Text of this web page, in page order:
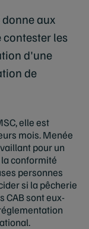
aux
les
d'une
de
elle est
mois. Menée
pour un
conformité
personnes
si la pêcherie
CAB sont eux-